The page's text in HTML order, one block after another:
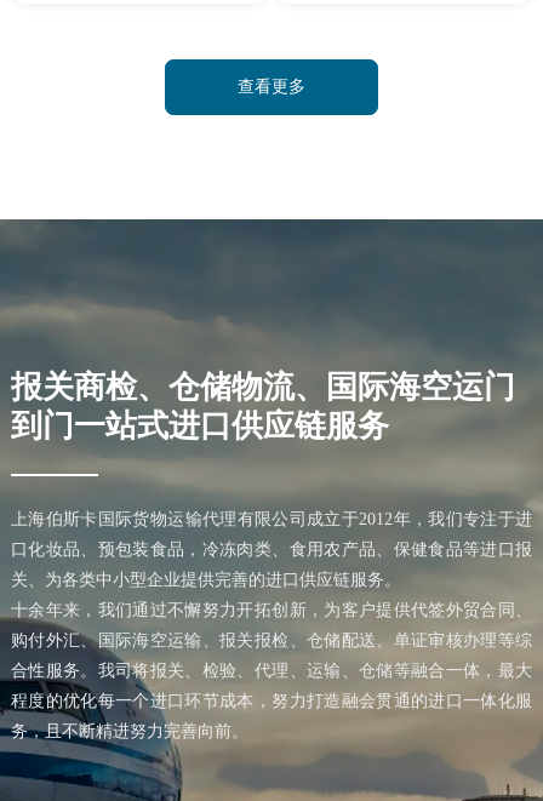
查看更多
上海伯斯卡国际货物运输代理有限公司成立于2012年，我们专注于进
口化妆品、预包装食品，冷冻肉类、食用农产品、保健食品等进口报
关、为各类中小型企业提供完善的进口供应链服务。
十余年来，我们通过不懈努力开拓创新，为客户提供代签外贸合同、
购付外汇、国际海空运输、报关报检、仓储配送、单证审核办理等综
合性服务。我司将报关、检验、代理、运输、仓储等融合一体，最大
程度的优化每一个进口环节成本，努力打造融会贯通的进口一体化服
务，且不断精进努力完善向前。
报关商检、仓储物流、国际海空运门
到门一站式进口供应链服务